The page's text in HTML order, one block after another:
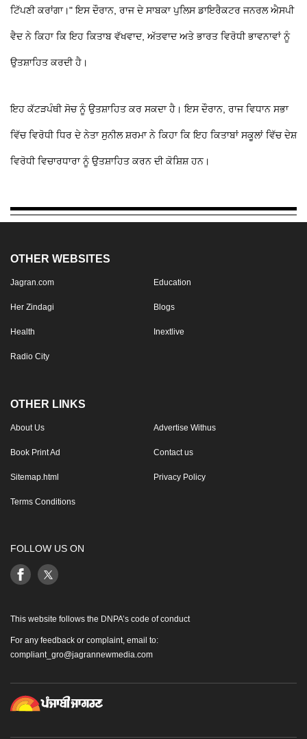
ਟਿੱਪਣੀ ਕਰਾਂਗਾ।" ਇਸ ਦੌਰਾਨ, ਰਾਜ ਦੇ ਸਾਬਕਾ ਪੁਲਿਸ ਡਾਇਰੈਕਟਰ ਜਨਰਲ ਐਸਪੀ
ਵੈਦ ਨੇ ਕਿਹਾ ਕਿ ਇਹ ਕਿਤਾਬ ਵੱਖਵਾਦ, ਅੱਤਵਾਦ ਅਤੇ ਭਾਰਤ ਵਿਰੋਧੀ ਭਾਵਨਾਵਾਂ ਨੂੰ
ਉਤਸ਼ਾਹਿਤ ਕਰਦੀ ਹੈ।
ਇਹ ਕੱਟੜਪੰਥੀ ਸੋਚ ਨੂੰ ਉਤਸ਼ਾਹਿਤ ਕਰ ਸਕਦਾ ਹੈ। ਇਸ ਦੌਰਾਨ, ਰਾਜ ਵਿਧਾਨ ਸਭਾ
ਵਿੱਚ ਵਿਰੋਧੀ ਧਿਰ ਦੇ ਨੇਤਾ ਸੁਨੀਲ ਸ਼ਰਮਾ ਨੇ ਕਿਹਾ ਕਿ ਇਹ ਕਿਤਾਬਾਂ ਸਕੂਲਾਂ ਵਿੱਚ ਦੇਸ਼
ਵਿਰੋਧੀ ਵਿਚਾਰਧਾਰਾ ਨੂੰ ਉਤਸ਼ਾਹਿਤ ਕਰਨ ਦੀ ਕੋਸ਼ਿਸ਼ ਹਨ।
OTHER WEBSITES
Jagran.com Education
Her Zindagi Blogs
Health Inextlive
Radio City
OTHER LINKS
About Us Advertise Withus
Book Print Ad Contact us
Sitemap.html Privacy Policy
Terms Conditions
FOLLOW US ON
This website follows the DNPA’s code of conduct
For any feedback or complaint, email to:
compliant_gro@jagrannewmedia.com